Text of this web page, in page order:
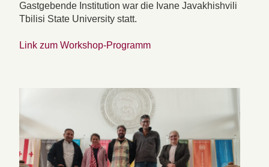
Gastgebende Institution war die Ivane Javakhishvili
Tbilisi State University statt.
Link zum Workshop-Programm